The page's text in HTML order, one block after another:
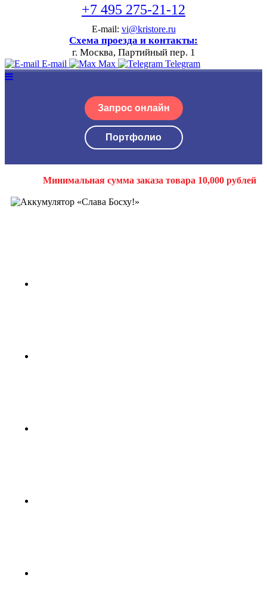
+7 495 275-21-12
E-mail: vi@kristore.ru
Схема проезда и контакты:
г. Москва, Партийный пер. 1
E-mail Max Telegram
Запрос онлайн
Портфолио
Минимальная сумма заказа товара 10,000 рублей